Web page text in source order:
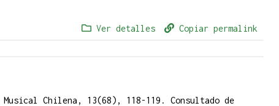
Ver detalles Copiar permalink
Chilena, 13(68), 118-119. Consultado de